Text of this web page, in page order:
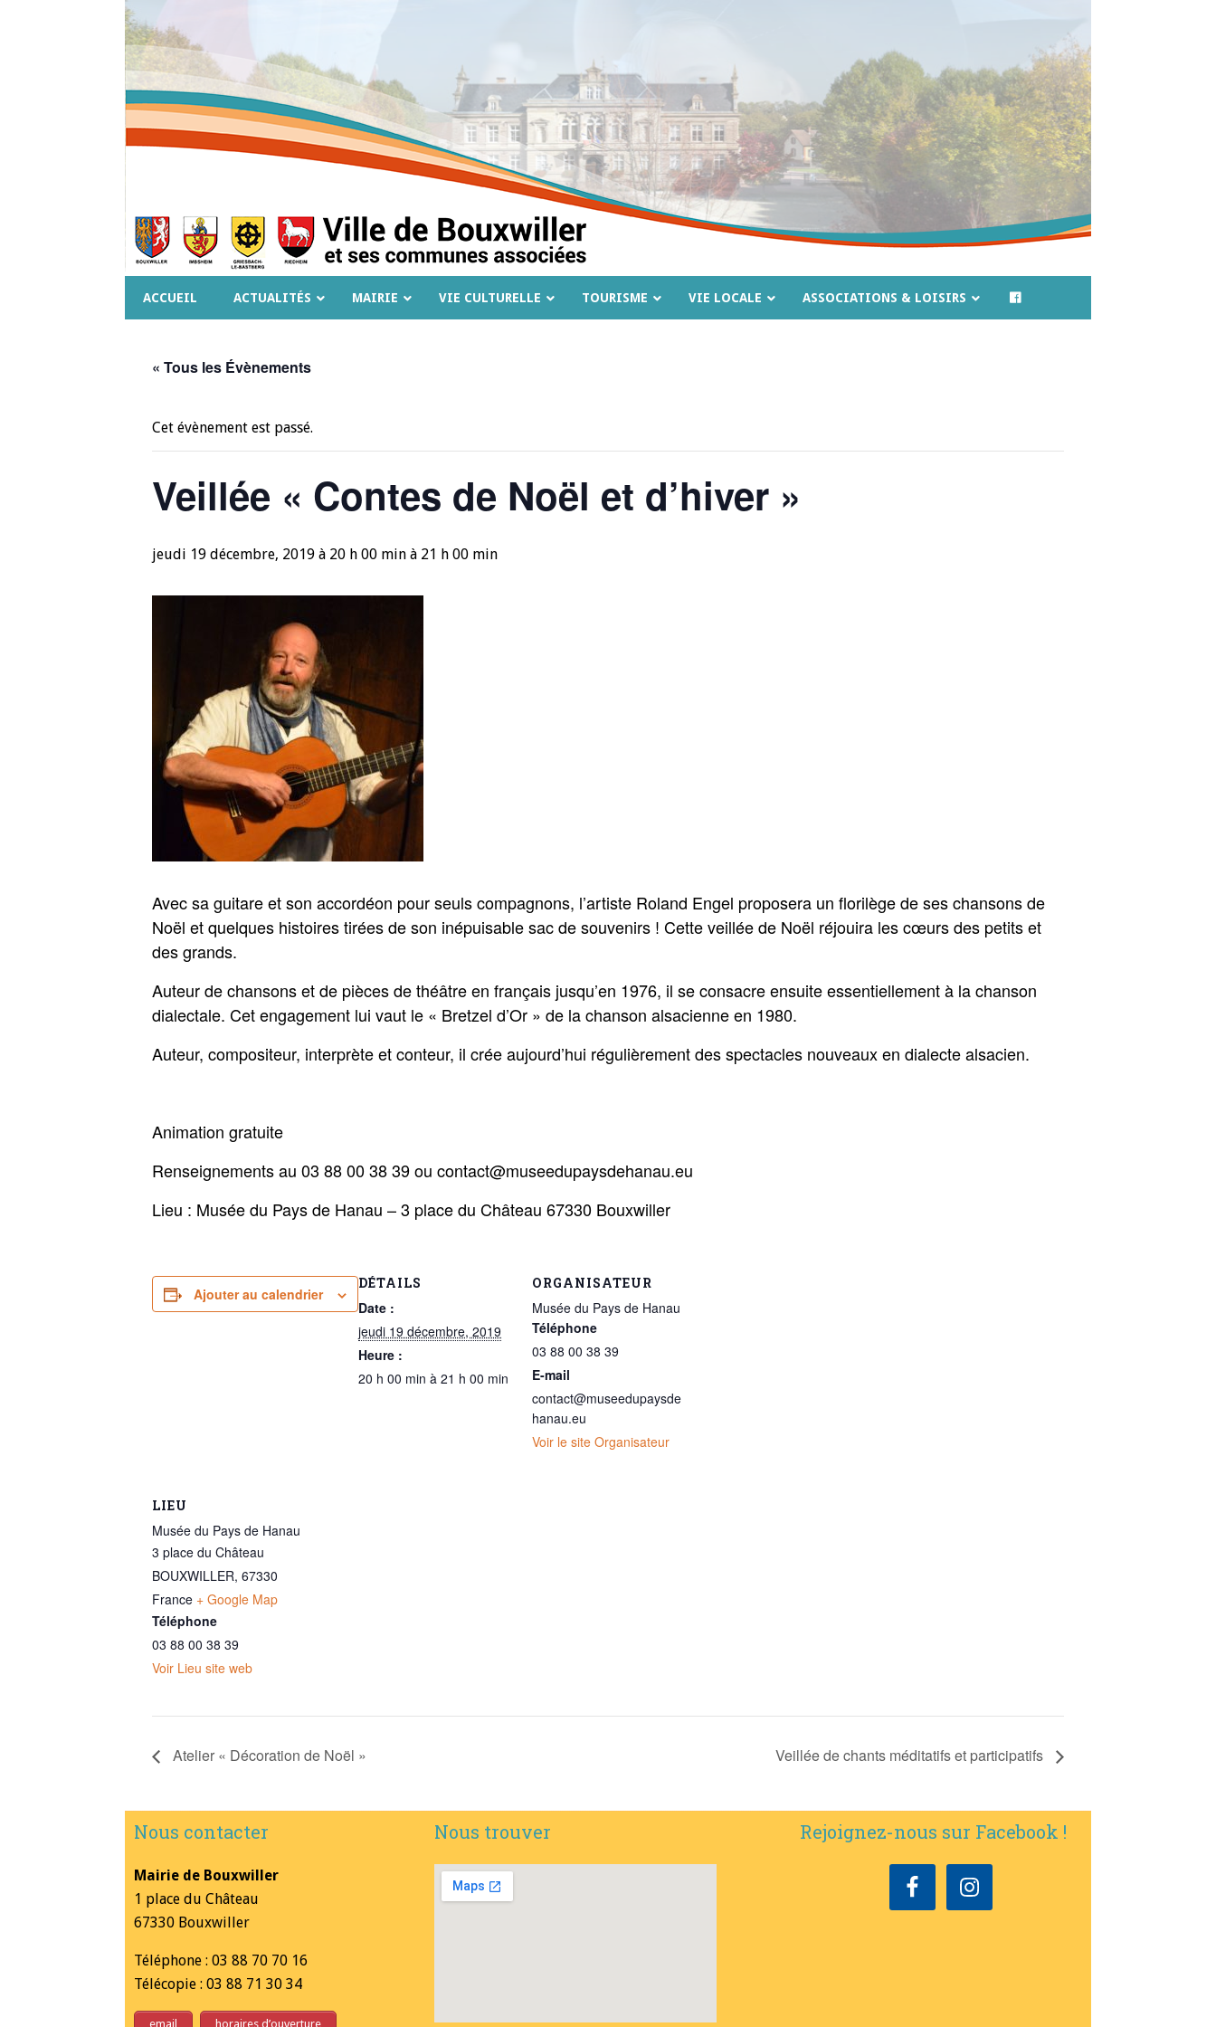
ACCUEIL ACTUALITÉS MAIRIE VIE CULTURELLE TOURISME VIE LOCALE ASSOCIATIONS & LOISIRS
« Tous les Évènements
Cet évènement est passé.
Veillée « Contes de Noël et d’hiver »
jeudi 19 décembre, 2019 à 20 h 00 min à 21 h 00 min
Avec sa guitare et son accordéon pour seuls compagnons, l’artiste Roland Engel proposera un florilège de ses chansons de
Noël et quelques histoires tirées de son inépuisable sac de souvenirs ! Cette veillée de Noël réjouira les cœurs des petits et
des grands.
Auteur de chansons et de pièces de théâtre en français jusqu’en 1976, il se consacre ensuite essentiellement à la chanson
dialectale. Cet engagement lui vaut le « Bretzel d’Or » de la chanson alsacienne en 1980.
Auteur, compositeur, interprète et conteur, il crée aujourd’hui régulièrement des spectacles nouveaux en dialecte alsacien.
Animation gratuite
Renseignements au 03 88 00 38 39 ou contact@museedupaysdehanau.eu
Lieu : Musée du Pays de Hanau – 3 place du Château 67330 Bouxwiller
Ajouter au calendrier
DÉTAILS
Date :
jeudi 19 décembre, 2019
Heure :
20 h 00 min à 21 h 00 min
ORGANISATEUR
Musée du Pays de Hanau
Téléphone
03 88 00 38 39
E-mail
contact@museedupaysde
hanau.eu
Voir le site Organisateur
LIEU
Musée du Pays de Hanau
3 place du Château
BOUXWILLER, 67330
France + Google Map
Téléphone
03 88 00 38 39
Voir Lieu site web
Atelier « Décoration de Noël » Veillée de chants méditatifs et participatifs
Nous contacter
Mairie de Bouxwiller
1 place du Château
67330 Bouxwiller
Téléphone : 03 88 70 70 16
Télécopie : 03 88 71 30 34
email horaires d’ouverture
Nous trouver Rejoignez-nous sur Facebook !